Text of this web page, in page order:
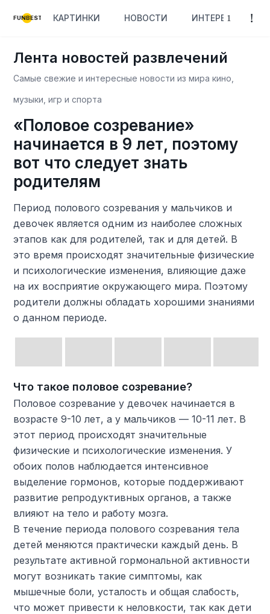
FUNBEST КАРТИНКИ НОВОСТИ ИНТЕРЕСНОЕ
Лента новостей развлечений
Самые свежие и интересные новости из мира кино,
музыки, игр и спорта
«Половое созревание»
начинается в 9 лет, поэтому
вот что следует знать
родителям
Период полового созревания у мальчиков и
девочек является одним из наиболее сложных
этапов как для родителей, так и для детей. В
это время происходят значительные физические
и психологические изменения, влияющие даже
на их восприятие окружающего мира. Поэтому
родители должны обладать хорошими знаниями
о данном периоде.
Что такое половое созревание?
Половое созревание у девочек начинается в
возрасте 9-10 лет, а у мальчиков — 10-11 лет. В
этот период происходят значительные
физические и психологические изменения. У
обоих полов наблюдается интенсивное
выделение гормонов, которые поддерживают
развитие репродуктивных органов, а также
влияют на тело и работу мозга.
В течение периода полового созревания тела
детей меняются практически каждый день. В
результате активной гормональной активности
могут возникать такие симптомы, как
мышечные боли, усталость и общая слабость,
что может привести к неловкости, так как дети